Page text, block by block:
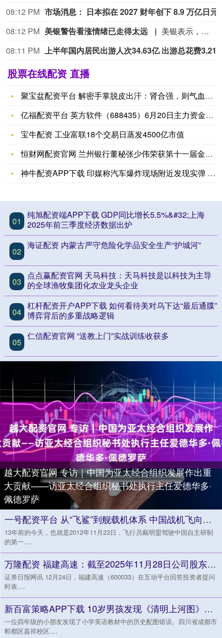
08:12 PM
08:12 PM 美银警告看涨情绪已走得太远
美银表示，投资者乐观情绪已达到自2021年以来的最极端水平，这表明可能到了降低风险的时候。 其牛熊指标跃升至9.7，受强劲股市、信贷流入和收窄利差的推动。 美银建议转向防御性资产、债券和美元。 这一警告正值全球股市创下历史新高之际，周五的美国就业报告将成为市场的下一个重大考验。
08:11 PM
股票在线配资 直播
聚宝盆配资平台 解密手掌脱皮出汗：肾合强，则气血安，汗止皮自
亿福配资平台 英方软件（688435）6月20日主力资金净卖
宝牛配资 工业富联18个交易日蒸发4500亿市值
恒财网配资官网 兰州银行董秘张少伟荣获第十一届金麒麟·金牌董
神牛配资APP下载 印媒称汽车爆炸现场附近发现实弹 警方展开
01
纯旭配资端APP下载 GDP同比增长5.5%&#32;上海
2025年前三季度经济数据出炉
02
海证配资 内蒙古严守危险化学品安全生产“护城河”
03
点点赢配资官网 天马科技：天马科技是以科技为主导
的全球渔牧集团化农业龙头企业
04
杠杆配资开户APP下载 如何看待美对乌下达“最后通牒”
博弈背后的多重战略逻辑
05
仁信配资官网 “送教上门”实战训练收获多
越大配资官网 专访｜中国为亚太经合组织发展作出重
大贡献——访亚太经合组织秘书处执行主任爱德华多·
佩德罗萨
一号配资平台 从“飞鲨”到舰载机体系 中国战机飞向深蓝
13年前的今天，也就是2012年11月23日，飞行员戴明盟驾驶中国自主研制
的第一....
万隆配资 福建高速：截至2025年11月28日公司股东总户数为80076户
证券日报网讯 12月24日，福建高速（600033）在互动平台回答投资者提问
时表....
新百富策略APP下载 10岁男孩发现《清明上河图》版本乌龙 小学生纠错教材
一位四年级的小朋友发现了小学英语教材中的历史配图错误。四川省成都市
郫都区嘉祥校区....